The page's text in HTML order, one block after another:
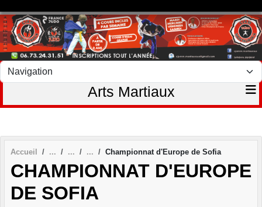
Arts Martiaux
Accueil Championnat d'Europe de Sofia
CHAMPIONNAT D'EUROPE
DE SOFIA